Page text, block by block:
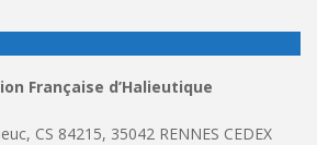
Française d’Halieutique
CS 84215, 35042 RENNES CEDEX